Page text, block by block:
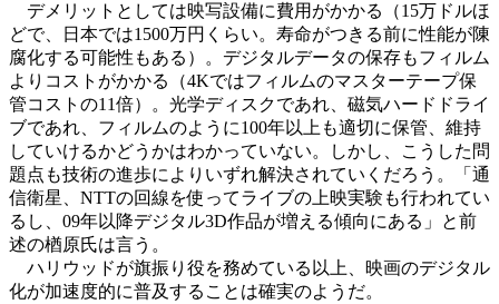
デメリットとしては映写設備に費用がかかる（15万ドルほ
どで、日本では1500万円くらい。寿命がつきる前に性能が陳
腐化する可能性もある）。デジタルデータの保存もフィルム
よりコストがかかる（4Kではフィルムのマスターテープ保
管コストの11倍）。光学ディスクであれ、磁気ハードドライ
ブであれ、フィルムのように100年以上も適切に保管、維持
していけるかどうかはわかっていない。しかし、こうした問
題点も技術の進歩によりいずれ解決されていくだろう。「通
信衛星、NTTの回線を使ってライブの上映実験も行われてい
るし、09年以降デジタル3D作品が増える傾向にある」と前
述の楢原氏は言う。
ハリウッドが旗振り役を務めている以上、映画のデジタル
化が加速度的に普及することは確実のようだ。